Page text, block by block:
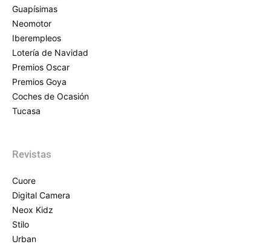
Guapísimas
Neomotor
Iberempleos
Lotería de Navidad
Premios Oscar
Premios Goya
Coches de Ocasión
Tucasa
Revistas
Cuore
Digital Camera
Neox Kidz
Stilo
Urban